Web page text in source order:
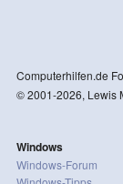
Computerhilfen.de
© 2001-2026, Lewis
Windows
Windows-Forum